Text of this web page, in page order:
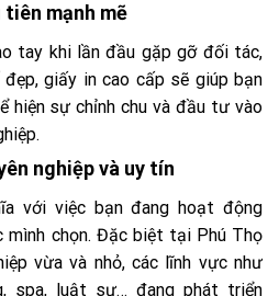
mạnh mẽ
tay khi lần đầu gặp gỡ đối tác,
giấy in cao cấp sẽ giúp bạn
hiện sự chỉnh chu và đầu tư vào
nghiệp và uy tín
với việc bạn đang hoạt động
mình chọn. Đặc biệt tại Phú Thọ
vừa và nhỏ, các lĩnh vực như
spa, luật sư… đang phát triển